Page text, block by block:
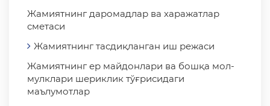
Жамиятнинг даромадлар ва харажатлар
сметаси
Жамиятнинг тасдиқланган иш режаси
Жамиятнинг ер майдонлари ва бошқа мол-
мулклари шериклик тўғрисидаги
маълумотлар